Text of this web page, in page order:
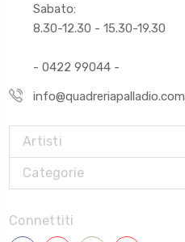
Sabato:
8.30-12.30 - 15.30-19.30
- 0422 99044 -
info@quadreriapalladio.com
Artisti
Categorie
Connettiti